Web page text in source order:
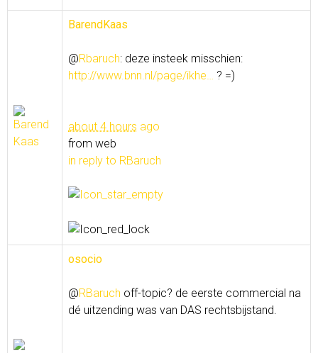
BarendKaas
@Rbaruch: deze insteek misschien:
http://www.bnn.nl/page/ikhe…
? =)
about 4 hours ago
from web
in reply to RBaruch
osocio
@RBaruch off-topic? de eerste commercial na
dé uitzending was van DAS rechtsbijstand.